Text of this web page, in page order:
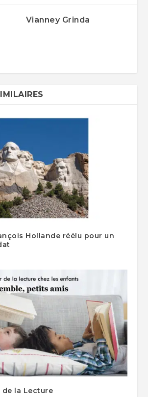
Vianney Grinda
Hollande réélu pour un
de la Lecture